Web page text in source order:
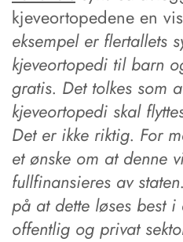
kjeveortopedene en
eksempel er flertallets
kjeveortopedi til barn
gratis. Det tolkes som
kjeveortopedi skal
Det er ikke riktig. For
et ønske om at denne
fullfinansieres av
på at dette løses best
offentlig og privat